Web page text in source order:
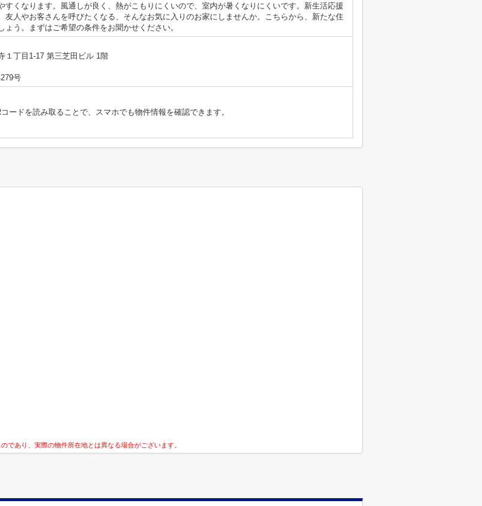
すくなります。風通しが良く、熱がこもりにくいので、室内が暑くなりにくいです。新生活応援
友人やお客さんを呼びたくなる、そんなお気に入りのお家にしませんか。こちらから、新たな住
ょう。まずはご希望の条件をお聞かせください。
１丁目1-17 第三芝田ビル 1階
号
ードを読み取ることで、スマホでも物件情報を確認できます。
あり、実際の物件所在地とは異なる場合がございます。